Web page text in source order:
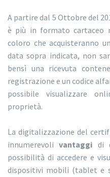
A partire dal 5 Ottobre del
è più in formato cartaceo
coloro che acquisteranno
data sopra indicata, non
bensì una ricevuta
registrazione e un codice
possibile visualizzare
proprietà.
La digitalizzazione del
innumerevolivantaggi di
possibilità di accedere e
dispositivi mobili (tablet e